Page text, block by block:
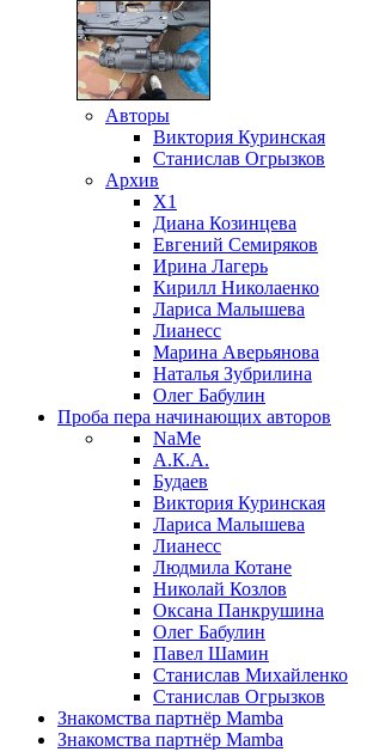
Авторы
Виктория Куринская
Станислав Огрызков
Архив
X1
Диана Козинцева
Евгений Семиряков
Ирина Лагерь
Кирилл Николаенко
Лариса Малышева
Лианесс
Марина Аверьянова
Наталья Зубрилина
Олег Бабулин
Проба пера начинающих авторов
NaMe
А.К.А.
Будаев
Виктория Куринская
Лариса Малышева
Лианесс
Людмила Котане
Николай Козлов
Оксана Панкрушина
Олег Бабулин
Павел Шамин
Станислав Михайленко
Станислав Огрызков
Знакомства партнёр Mamba
Знакомства партнёр Mamba